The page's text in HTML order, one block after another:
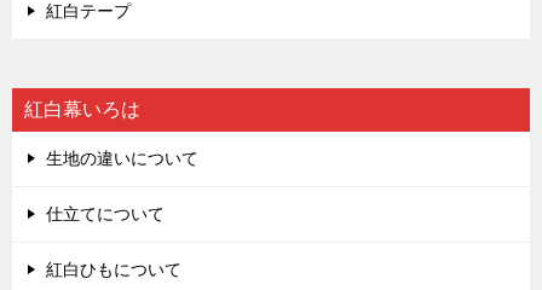
紅白テープ
紅白幕いろは
生地の違いについて
仕立てについて
紅白ひもについて